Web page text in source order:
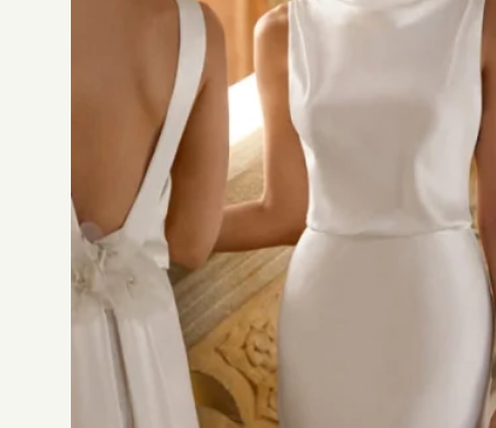
Alberto Palatchi
Divine Atelier
(0)
Jesus Peiro
(50)
Rosa Clara
San Patrick
Tissus
SUPPRIMER LES FILTRES